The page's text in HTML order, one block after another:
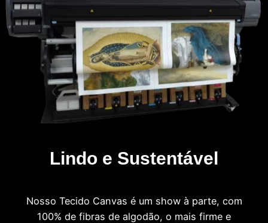
Lindo e Sustentável
Nosso Tecido Canvas é um show à parte, com
100% de fibras de algodão, o mais firme e